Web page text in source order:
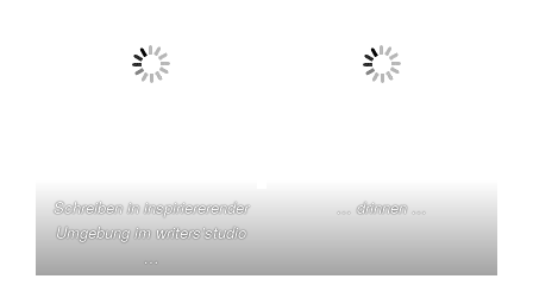
Schreiben in inspiriererender
Umgebung im writers’studio
…
… drinnen …